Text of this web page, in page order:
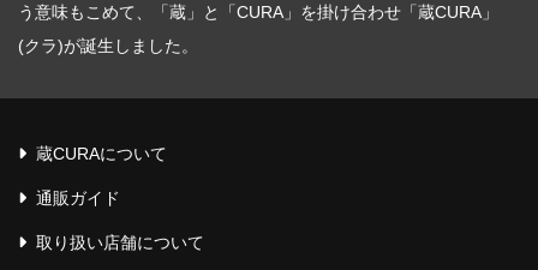
う意味もこめて、「蔵」と「CURA」を掛け合わせ「蔵CURA」
(クラ)が誕生しました。
蔵CURAについて
通販ガイド
取り扱い店舗について